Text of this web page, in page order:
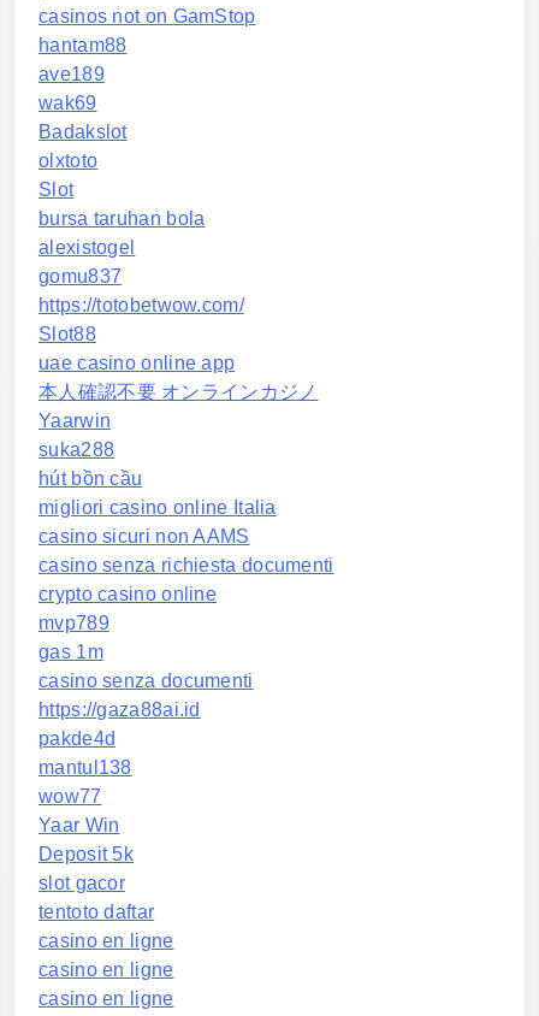
casinos not on GamStop
hantam88
ave189
wak69
Badakslot
olxtoto
Slot
bursa taruhan bola
alexistogel
gomu837
https://totobetwow.com/
Slot88
uae casino online app
本人確認不要 オンラインカジノ
Yaarwin
suka288
hút bồn cầu
migliori casino online Italia
casino sicuri non AAMS
casino senza richiesta documenti
crypto casino online
mvp789
gas 1m
casino senza documenti
https://gaza88ai.id
pakde4d
mantul138
wow77
Yaar Win
Deposit 5k
slot gacor
tentoto daftar
casino en ligne
casino en ligne
casino en ligne